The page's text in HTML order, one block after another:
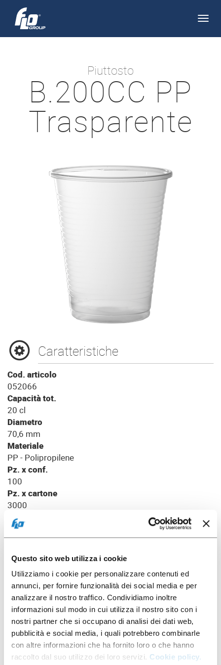
Questo sito web utilizza i cookie
Utilizziamo i cookie per personalizzare contenuti ed
annunci, per fornire funzionalità dei social media e per
analizzare il nostro traffico. Condividiamo inoltre
informazioni sul modo in cui utilizza il nostro sito con i
nostri partner che si occupano di analisi dei dati web,
pubblicità e social media, i quali potrebbero combinarle
con altre informazioni che ha fornito loro o che hanno
raccolto dal suo utilizzo dei loro servizi. Cookie policy.
Piuttosto
B.200CC PP
Trasparente
Caratteristiche
Cod. articolo
052066
Capacità tot.
20 cl
Diametro
70,6 mm
Materiale
PP - Polipropilene
Pz. x conf.
100
Pz. x cartone
3000
Packaging